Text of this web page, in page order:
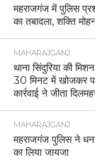
महराजगंज में पुलिस
का तबादला, शक्ति
MAHARAJGANJ
थाना सिंदुरिया की
30 मिनट में खोजकर
कार्रवाई ने जीता
MAHARAJGANJ
महराजगंज पुलिस ने
का लिया जायजा